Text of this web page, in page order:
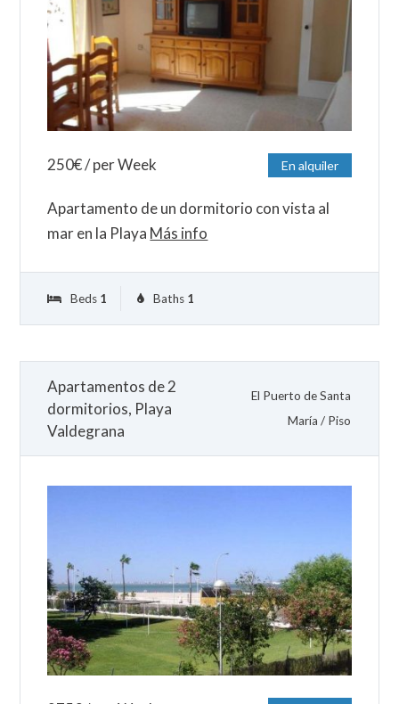
250€/ per Week En alquiler
Apartamento de un dormitorio con vista al
mar en la Playa Más info
Beds 1 Baths 1
Apartamentos de 2
dormitorios, Playa
Valdegrana
El Puerto de Santa
María / Piso